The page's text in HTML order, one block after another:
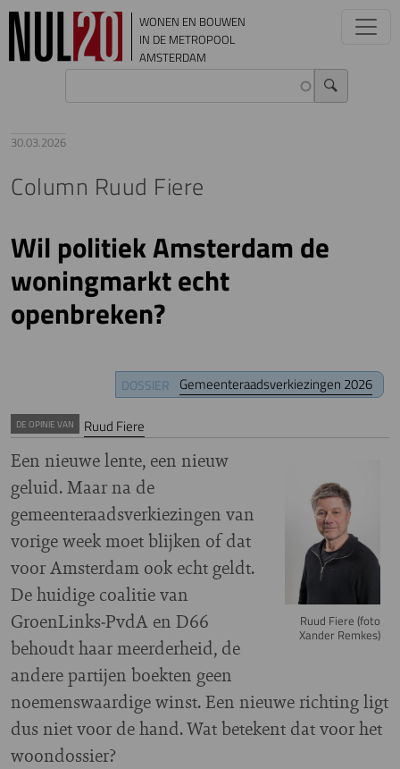
Overslaan en naar de inhoud gaan
WONEN EN BOUWEN
IN DE METROPOOL
AMSTERDAM
30.03.2026
Column Ruud Fiere
Wil politiek Amsterdam de
woningmarkt echt
openbreken?
DOSSIER Gemeenteraadsverkiezingen 2026
DE OPINIE VAN Ruud Fiere
Ruud Fiere (foto
Xander Remkes)
Een nieuwe lente, een nieuw
geluid. Maar na de
gemeenteraadsverkiezingen van
vorige week moet blijken of dat
voor Amsterdam ook echt geldt.
De huidige coalitie van
GroenLinks‑PvdA en D66
behoudt haar meerderheid, de
andere partijen boekten geen
noemenswaardige winst. Een nieuwe richting ligt
dus niet voor de hand. Wat betekent dat voor het
woondossier?